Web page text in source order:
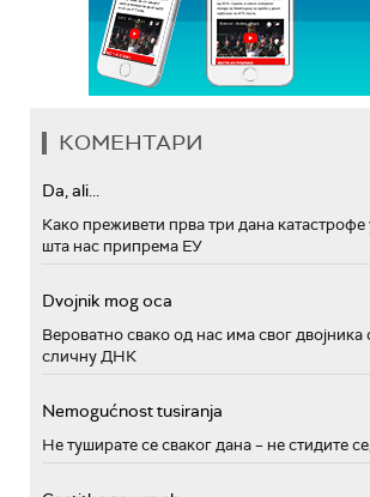
КОМЕНТАРИ
Da, ali...
Како преживети прва три дана катастрофе
шта нас припрема ЕУ
Dvojnik mog oca
Вероватно свако од нас има свог двојника
сличну ДНК
Nemogućnost tusiranja
Не туширате се сваког дана – не стидите